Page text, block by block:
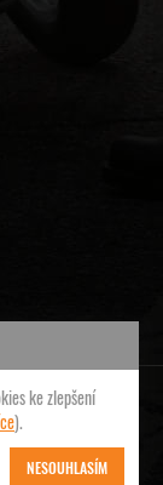
nezklame
ke zlepšení
).
NESOUHLASÍM